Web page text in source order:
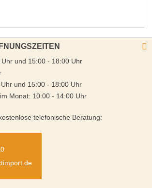
und 15:00 - 18:00 Uhr
und 15:00 - 18:00 Uhr
Monat: 10:00 - 14:00 Uhr
telefonische Beratung: